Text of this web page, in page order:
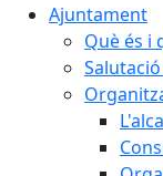
Ajuntament
Què és i